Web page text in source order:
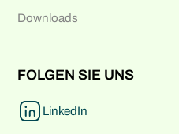
Downloads
FOLGEN SIE UNS
LinkedIn